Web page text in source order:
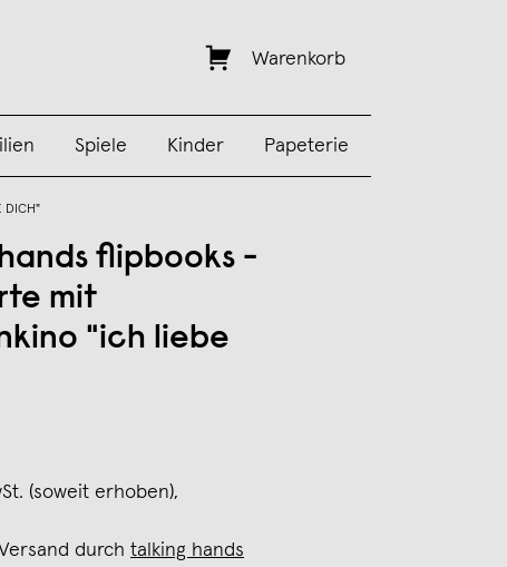
Warenkorb
Spiele Kinder Papeterie
DICH"
flipbooks -
mit
"ich liebe
(soweit erhoben),
durch talking hands